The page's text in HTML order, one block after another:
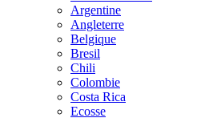
Argentine
Angleterre
Belgique
Bresil
Chili
Colombie
Costa Rica
Ecosse